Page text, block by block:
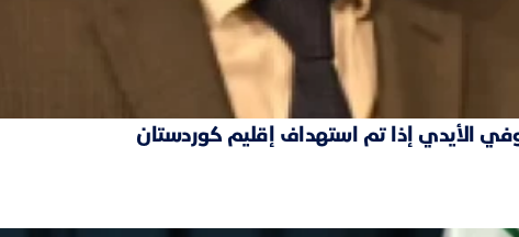
الأيدي إذا تم استهداف إقليم كوردستان